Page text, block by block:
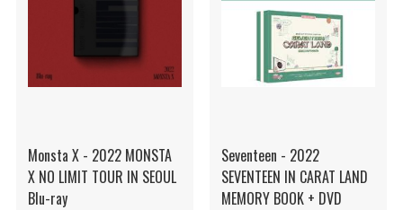
Monsta X - 2022 MONSTA
X NO LIMIT TOUR IN SEOUL
Blu-ray
Seventeen - 2022
SEVENTEEN IN CARAT LAND
MEMORY BOOK + DVD